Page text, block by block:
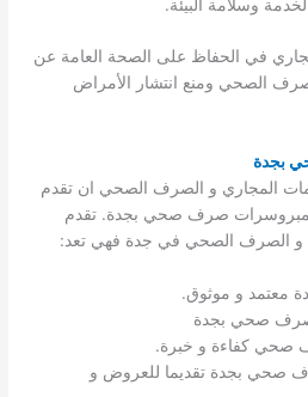
وسلامة البيئة.
في الحفاظ على الصحة العامة عن
الصحي ومنع انتشار الأمراض
المجاري و الصرف الصحي ان تقدم
كمبروسرات صرف صحي بجدة. تقدم
و الصرف الصحي في جدة فهي تعد:
و موثوق.
صحي بجدة
صحي كفاءة و خبرة.
صحي بجدة تقديما للعروض و